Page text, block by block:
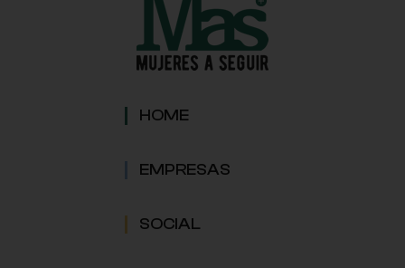
HOME
EMPRESAS
SOCIAL